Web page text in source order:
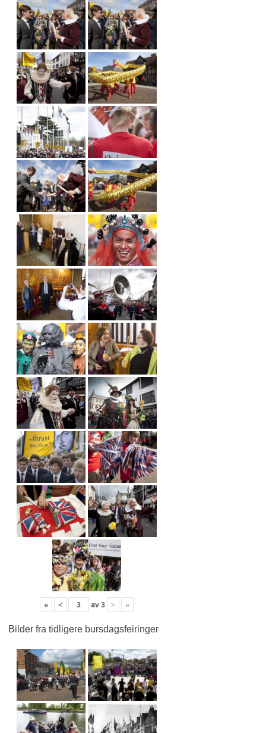
« < av3 > »
Bilder fra tidligere bursdagsfeiringer